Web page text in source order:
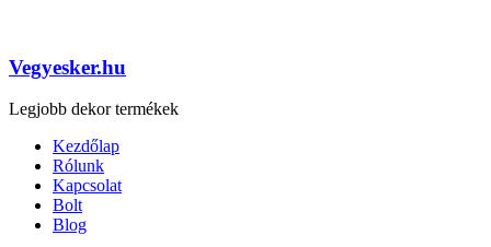
Vegyesker.hu
Legjobb dekor termékek
Kezdőlap
Rólunk
Kapcsolat
Bolt
Blog